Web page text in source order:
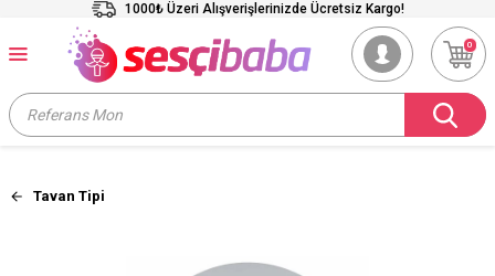
1000₺ Üzeri Alışverişlerinizde Ücretsiz Kargo!
0
Tavan Tipi